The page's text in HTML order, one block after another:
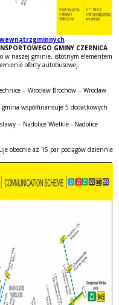
wewnątrzgminnych
GMINY CZERNICA
w naszej gminie, istotnym elementem
oferty autobusowej.
– Wrocław Brochów – Wrocław
współfinansuje 5 dodatkowych
– Nadolice Wielkie - Nadolice
obecnie aż 15 par pociągów dziennie